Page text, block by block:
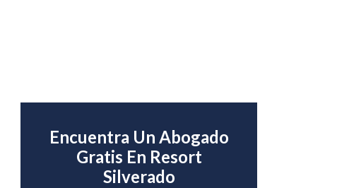
Encuentra Un Abogado
Gratis En Resort
Silverado